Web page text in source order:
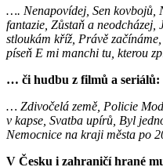
…. Nenapovídej, Sen kovbojů,
fantazie, Zůstaň a neodcházej,
stloukám kříž, Právě
píseň E mi manchi tu, kterou
… či hudbu z filmů a seriálů:
… Zdivočelá země, Policie
v kapse, Svatba upírů, Byl
Nemocnice na kraji města po
V Česku i zahraničí hrané